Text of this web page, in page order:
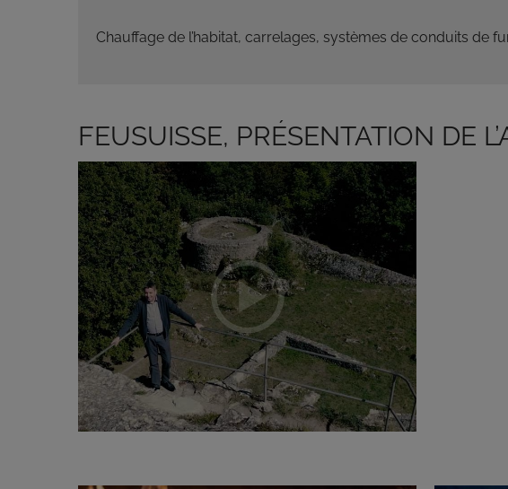
Chauffage de l’habitat, carrelages, systèmes de conduits de
FEUSUISSE, PRÉSENTATION DE